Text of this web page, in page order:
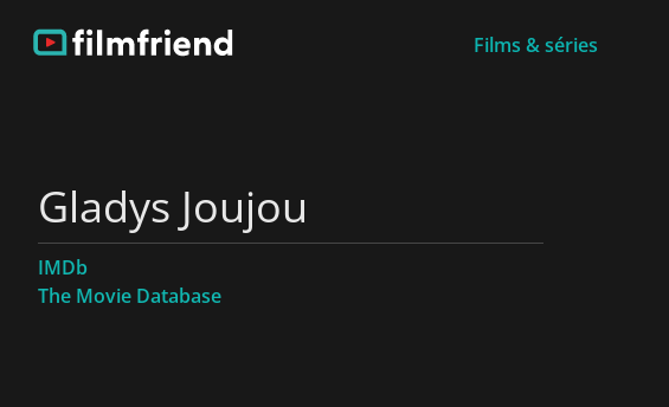
Films & séries
Gladys Joujou
IMDb
The Movie Database